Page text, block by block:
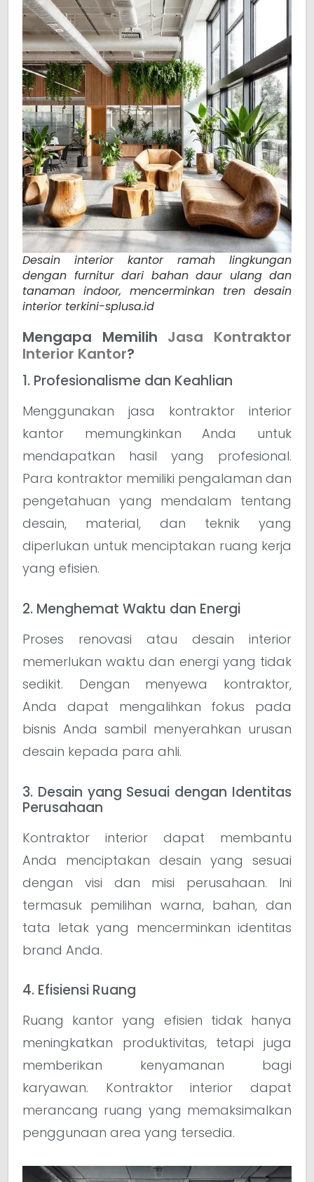
Desain interior kantor ramah lingkungan
dengan furnitur dari bahan daur ulang dan
tanaman indoor, mencerminkan tren desain
interior terkini-splusa.id
Mengapa Memilih Jasa Kontraktor
Interior Kantor?
1. Profesionalisme dan Keahlian
Menggunakan jasa kontraktor interior
kantor memungkinkan Anda untuk
mendapatkan hasil yang profesional.
Para kontraktor memiliki pengalaman dan
pengetahuan yang mendalam tentang
desain, material, dan teknik yang
diperlukan untuk menciptakan ruang kerja
yang efisien.
2. Menghemat Waktu dan Energi
Proses renovasi atau desain interior
memerlukan waktu dan energi yang tidak
sedikit. Dengan menyewa kontraktor,
Anda dapat mengalihkan fokus pada
bisnis Anda sambil menyerahkan urusan
desain kepada para ahli.
3. Desain yang Sesuai dengan Identitas
Perusahaan
Kontraktor interior dapat membantu
Anda menciptakan desain yang sesuai
dengan visi dan misi perusahaan. Ini
termasuk pemilihan warna, bahan, dan
tata letak yang mencerminkan identitas
brand Anda.
4. Efisiensi Ruang
Ruang kantor yang efisien tidak hanya
meningkatkan produktivitas, tetapi juga
memberikan kenyamanan bagi
karyawan. Kontraktor interior dapat
merancang ruang yang memaksimalkan
penggunaan area yang tersedia.